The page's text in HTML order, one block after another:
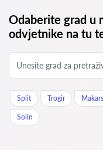
Odaberite grad u
odvjetnike na tu
Split Trogir
Solin